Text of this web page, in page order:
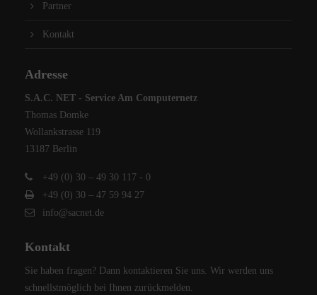
Partner
Kontakt
Adresse
S.A.C. NET - Service Am Computernetz
Thomas Domke
Wollankstrasse 119
13187 Berlin
+49 (0) 30 – 49 30 117 - 0
+49 (0) 30 – 47 59 94 27
info@sacnet.de
Kontakt
Sie haben fragen? Dann kontaktieren Sie uns. Wir werden uns
schnellstmöglich bei Ihnen zurückmelden.